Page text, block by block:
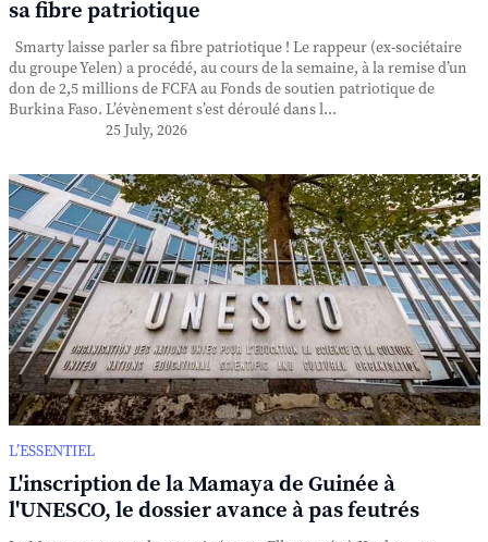
sa fibre patriotique
Smarty laisse parler sa fibre patriotique ! Le rappeur (ex-sociétaire
du groupe Yelen) a procédé, au cours de la semaine, à la remise d’un
don de 2,5 millions de FCFA au Fonds de soutien patriotique de
Burkina Faso. L’évènement s’est déroulé dans l...
25 July, 2026
L’ESSENTIEL
L'inscription de la Mamaya de Guinée à
l'UNESCO, le dossier avance à pas feutrés